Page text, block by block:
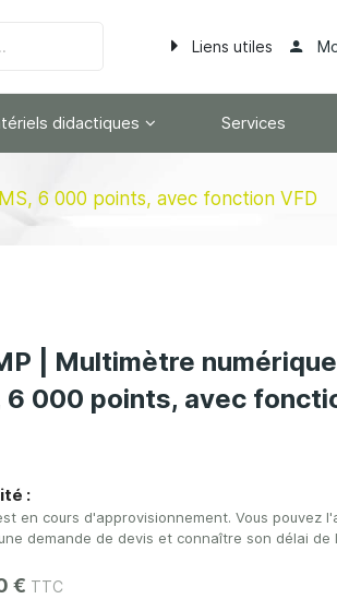
Liens utiles
didactiques Services
6 000 points, avec fonction VFD
| Multimètre
6 000 points, avec
:
en cours d'approvisionnement. Vous pouvez
demande de devis et connaître son délai de
€